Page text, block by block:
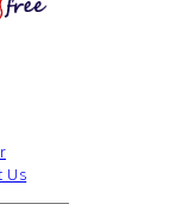
Us